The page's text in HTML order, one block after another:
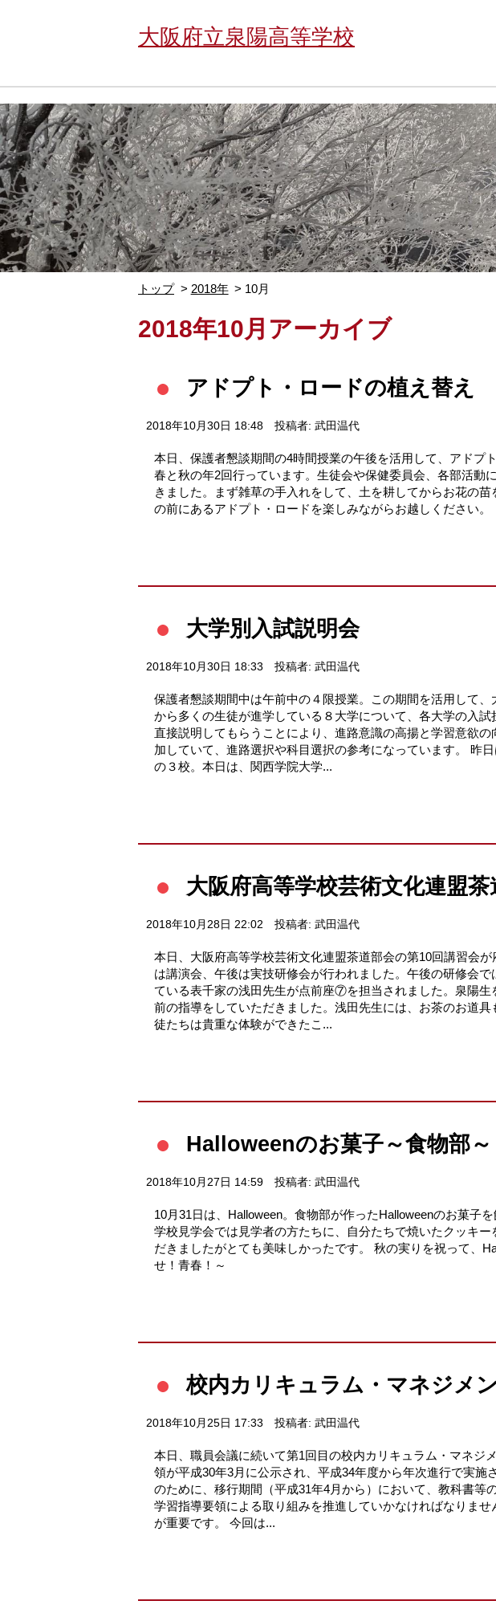
大阪府立泉陽高等学校
トップ 2018年 10月
2018年10月アーカイブ
アドプト・ロードの植え替え
2018年10月30日 18:48 投稿者: 武田温代
本日、保護者懇談期間の4時間授業の午後を活用して、アドプ
春と秋の年2回行っています。生徒会や保健委員会、各部活動
きました。まず雑草の手入れをして、土を耕してからお花の
の前にあるアドプト・ロードを楽しみながらお越しください。
大学別入試説明会
2018年10月30日 18:33 投稿者: 武田温代
保護者懇談期間中は午前中の４限授業。この期間を活用して
から多くの生徒が進学している８大学について、各大学の入
直接説明してもらうことにより、進路意識の高揚と学習意欲
加していて、進路選択や科目選択の参考になっています。 昨
の３校。本日は、関西学院大学...
大阪府高等学校芸術文化連盟
2018年10月28日 22:02 投稿者: 武田温代
本日、大阪府高等学校芸術文化連盟茶道部会の第10回講習会
は講演会、午後は実技研修会が行われました。午後の研修会
ている表千家の浅田先生が点前座⑦を担当されました。泉陽生
前の指導をしていただきました。浅田先生には、お茶のお道
徒たちは貴重な体験ができたこ...
Halloweenのお菓子～食物部～
2018年10月27日 14:59 投稿者: 武田温代
10月31日は、Halloween。食物部が作ったHalloweenのお菓子
学校見学会では見学者の方たちに、自分たちで焼いたクッキ
だきましたがとても美味しかったです。 秋の実りを祝って、
せ！青春！～
校内カリキュラム・マネジメ
2018年10月25日 17:33 投稿者: 武田温代
本日、職員会議に続いて第1回目の校内カリキュラム・マネジ
領が平成30年3月に公示され、平成34年度から年次進行で実施
のために、移行期間（平成31年4月から）において、教科書等
学習指導要領による取り組みを推進していかなければなりま
が重要です。 今回は...